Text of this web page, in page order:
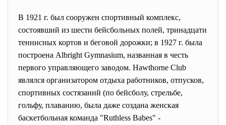
В 1921 г. был сооружен спортивный комплекс,
состоявший из шести бейсбольных полей, тринадцати
теннисных кортов и беговой дорожки; в 1927 г. была
построена Albright Gymnasium, названная в честь
первого управляющего заводом. Hawthorne Club
являлся организатором отдыха работников, отпусков,
спортивных состязаний (по бейсболу, стрельбе,
гольфу, плаванию, была даже создана женская
баскетбольная команда "Ruthless Babes" -